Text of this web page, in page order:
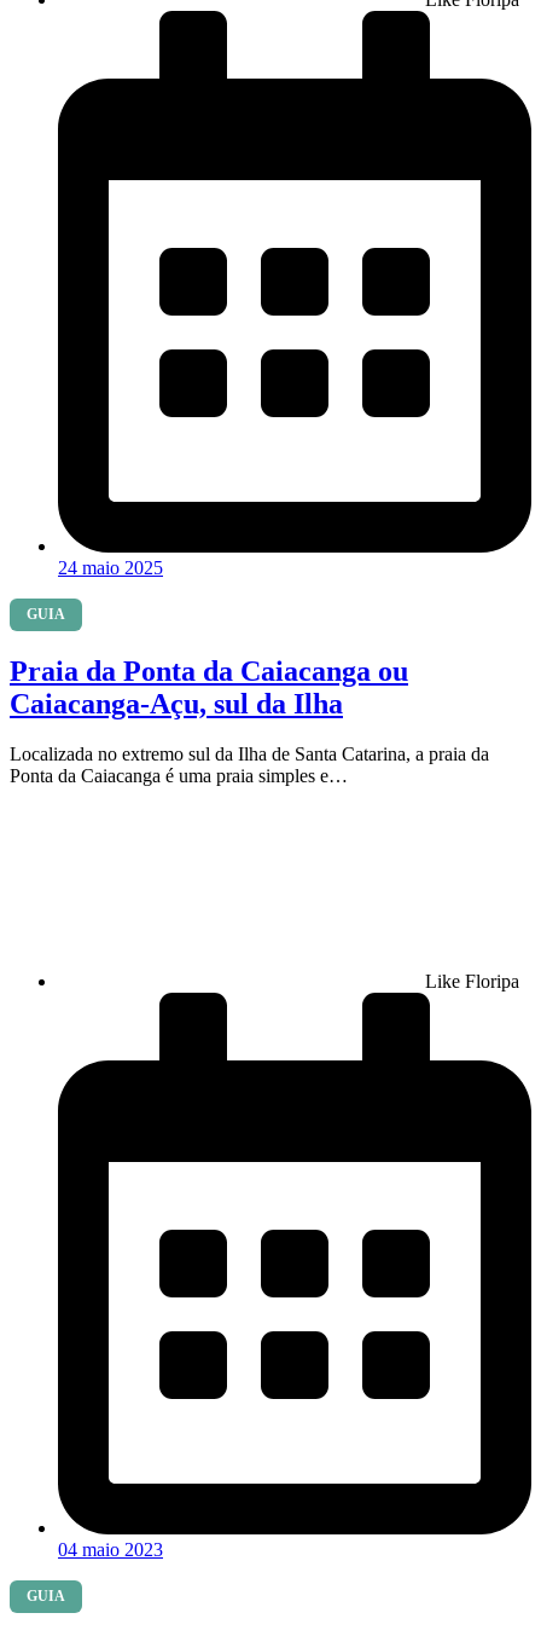
24 maio 2025
GUIA
Praia da Ponta da Caiacanga ou
Caiacanga-Açu, sul da Ilha
Localizada no extremo sul da Ilha de Santa Catarina, a praia da
Ponta da Caiacanga é uma praia simples e…
Like Floripa
04 maio 2023
GUIA